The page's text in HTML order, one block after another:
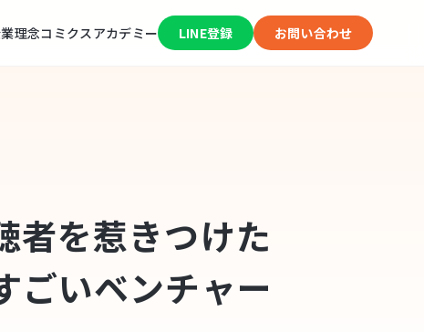
理念コミクスアカデミー LINE登録 お問い合わせ
者を惹きつけた
ごいベンチャー